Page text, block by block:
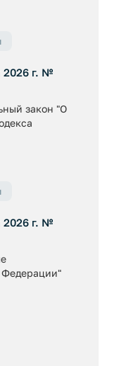
2026 г. №
закон "О
2026 г. №
Федерации"